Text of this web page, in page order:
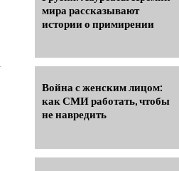
мира рассказывают
истории о примирении
Война с женским лицом:
как СМИ работать, чтобы
не навредить